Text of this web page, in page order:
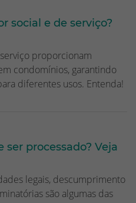
social e de serviço?
proporcionam
condomínios, garantindo
diferentes usos. Entenda!
processado? Veja
legais, descumprimento
são algumas das